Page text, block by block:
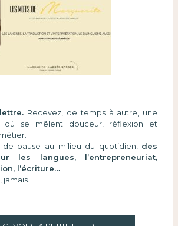
Recevez, de temps à autre, une
se mêlent douceur, réflexion et
de pause au milieu du quotidien, des
les langues, l’entrepreneuriat,
l’écriture…
jamais.